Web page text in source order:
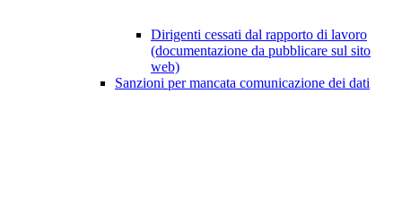
Dirigenti cessati dal rapporto di lavoro
(documentazione da pubblicare sul sito
web)
Sanzioni per mancata comunicazione dei dati